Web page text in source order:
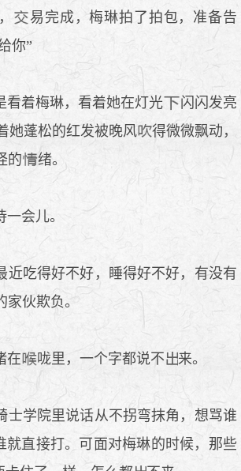
易完成，梅琳拍了拍包，准备告
你”
着梅琳，看着她在灯光
闪闪发亮
她蓬松的红发被晚风
得微微飘动，
的 绪。
会儿。
吃得好不好，睡得好不好，有没有
家伙欺负。
在 咙里，一个字都说不 来。
学院里说话从不拐弯抹角，想骂谁
就直接打。可面对梅琳的时候，那些